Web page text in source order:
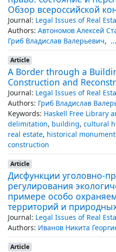
Обзор всероссийской
Journal: Legal Issues of Real
Authors: Автономов Алексей
Гриб Владислав Валерьевич, ...
Article
A Border through a
Construction and
Journal: Legal Issues of Real
Authors: Гриб Владислав
Keywords: Haskell Free Library
delimitation, building, cultural
real estate, historical
construction
Article
Дисфункции уголовно-
регулирования
примере особо
территорий и
Journal: Legal Issues of Real
Authors: Иванов Никита
Article